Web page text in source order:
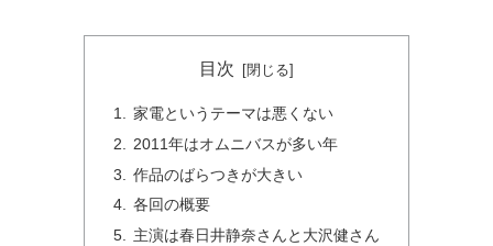
目次
家電というテーマは悪くない
2011年はオムニバスが多い年
作品のばらつきが大きい
各回の概要
主演は春日井静奈さんと大沢健さん